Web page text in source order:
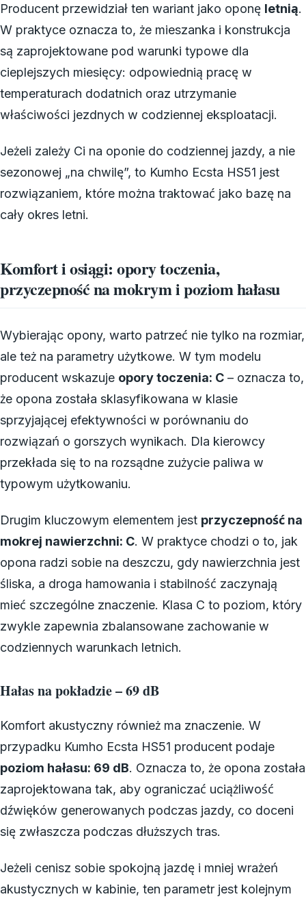
Producent przewidział ten wariant jako oponę letnią.
W praktyce oznacza to, że mieszanka i konstrukcja
są zaprojektowane pod warunki typowe dla
cieplejszych miesięcy: odpowiednią pracę w
temperaturach dodatnich oraz utrzymanie
właściwości jezdnych w codziennej eksploatacji.
Jeżeli zależy Ci na oponie do codziennej jazdy, a nie
sezonowej „na chwilę”, to Kumho Ecsta HS51 jest
rozwiązaniem, które można traktować jako bazę na
cały okres letni.
Komfort i osiągi: opory toczenia,
przyczepność na mokrym i poziom hałasu
Wybierając opony, warto patrzeć nie tylko na rozmiar,
ale też na parametry użytkowe. W tym modelu
producent wskazuje opory toczenia: C – oznacza to,
że opona została sklasyfikowana w klasie
sprzyjającej efektywności w porównaniu do
rozwiązań o gorszych wynikach. Dla kierowcy
przekłada się to na rozsądne zużycie paliwa w
typowym użytkowaniu.
Drugim kluczowym elementem jest przyczepność na
mokrej nawierzchni: C. W praktyce chodzi o to, jak
opona radzi sobie na deszczu, gdy nawierzchnia jest
śliska, a droga hamowania i stabilność zaczynają
mieć szczególne znaczenie. Klasa C to poziom, który
zwykle zapewnia zbalansowane zachowanie w
codziennych warunkach letnich.
Hałas na pokładzie – 69 dB
Komfort akustyczny również ma znaczenie. W
przypadku Kumho Ecsta HS51 producent podaje
poziom hałasu: 69 dB. Oznacza to, że opona została
zaprojektowana tak, aby ograniczać uciążliwość
dźwięków generowanych podczas jazdy, co doceni
się zwłaszcza podczas dłuższych tras.
Jeżeli cenisz sobie spokojną jazdę i mniej wrażeń
akustycznych w kabinie, ten parametr jest kolejnym